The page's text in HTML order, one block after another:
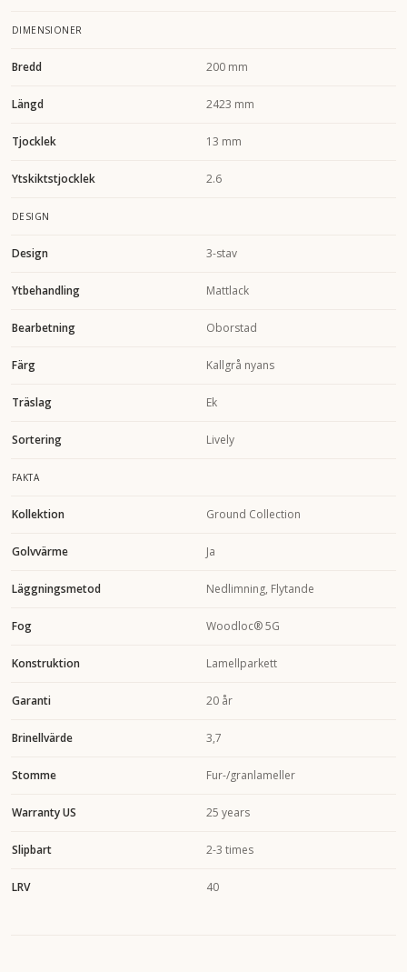
DIMENSIONER
Bredd 200 mm
Längd 2423 mm
Tjocklek 13 mm
Ytskiktstjocklek 2.6
DESIGN
Design 3-stav
Ytbehandling Mattlack
Bearbetning Oborstad
Färg Kallgrå nyans
Träslag Ek
Sortering Lively
FAKTA
Kollektion Ground Collection
Golvvärme Ja
Läggningsmetod Nedlimning, Flytande
Fog Woodloc® 5G
Konstruktion Lamellparkett
Garanti 20 år
Brinellvärde 3,7
Stomme Fur-/granlameller
Warranty US 25 years
Slipbart 2-3 times
LRV 40